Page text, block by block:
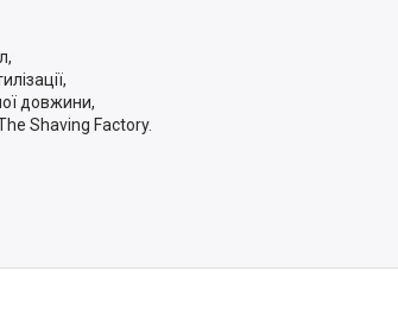
довжини,
​​Shaving Factory.